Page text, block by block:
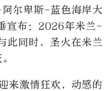
阿尔卑斯-蓝色海岸大
布： 2026年米兰-
此同时，圣火在米兰
来激情狂欢，动感的